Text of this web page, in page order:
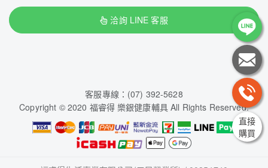
洽詢 LINE 客服
客服專線：(07) 392-5628
Copyright © 2020 福睿得 樂銀健康輔具 All Rights Reserved.
直接
購買